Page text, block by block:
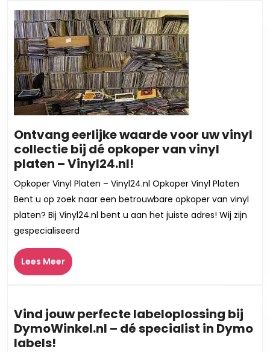
op
plaat!
Ontvang eerlijke waarde voor uw vinyl
collectie bij dé opkoper van vinyl
platen – Vinyl24.nl!
eerlijke
waarde
voor
uw
van
vinyl
platen
Opkoper Vinyl Platen – Vinyl24.nl Opkoper Vinyl Platen
Bent u op zoek naar een betrouwbare opkoper van vinyl
platen? Bij Vinyl24.nl bent u aan het juiste adres! Wij zijn
gespecialiseerd
Lees MeerLees
Meer
Vind jouw perfecte labeloplossing bij
DymoWinkel.nl – dé specialist in Dymo
labels!